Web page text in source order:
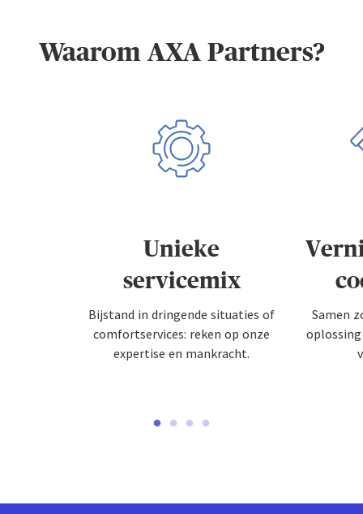
Waarom AXA Partners?
Unieke
servicemix
Bijstand in dringende situaties of
comfortservices: reken op onze
expertise en mankracht.
Samen